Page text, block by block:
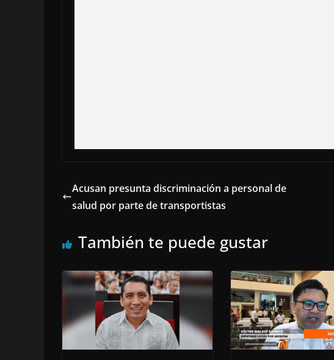
Acusan presunta discriminación a personal de
salud por parte de transportistas
También te puede gustar